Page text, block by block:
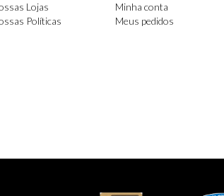
Lojas
Políticas
Minha conta
Meus pedidos